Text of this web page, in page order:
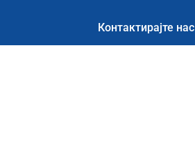
Контактирајте нас